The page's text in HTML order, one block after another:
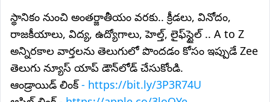
స్థానికం నుంచి అంతర్జాతీయం వరకు.. క్రీడలు, వినోదం,
రాజకీయాలు, విద్య, ఉద్యోగాలు, హెల్త్, లైఫ్‌స్టైల్ .. A to Z
అన్నిరకాల వార్తలను తెలుగులో పొందడం కోసం ఇప్పుడే Zee
తెలుగు న్యూస్ యాప్ డౌన్‌లోడ్ చేసుకోండి.
ఆండ్రాయిడ్ లింక్- https://bit.ly/3P3R74U